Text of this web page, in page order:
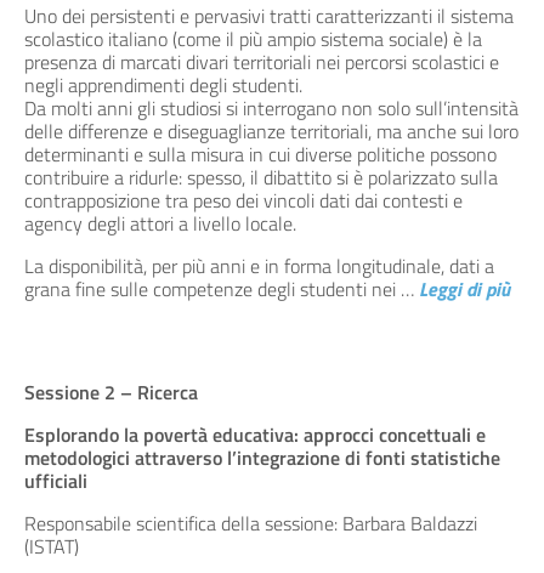
Uno dei persistenti e pervasivi tratti caratterizzanti il sistema
scolastico italiano (come il più ampio sistema sociale) è la
presenza di marcati divari territoriali nei percorsi scolastici e
negli apprendimenti degli studenti.
Da molti anni gli studiosi si interrogano non solo sull’intensità
delle differenze e diseguaglianze territoriali, ma anche sui loro
determinanti e sulla misura in cui diverse politiche possono
contribuire a ridurle: spesso, il dibattito si è polarizzato sulla
contrapposizione tra peso dei vincoli dati dai contesti e
agency degli attori a livello locale.
La disponibilità, per più anni e in forma longitudinale, dati a
grana fine sulle competenze degli studenti nei … Leggi di più
Sessione 2 – Ricerca
Esplorando la povertà educativa: approcci concettuali e
metodologici attraverso l’integrazione di fonti statistiche
ufficiali
Responsabile scientifica della sessione: Barbara Baldazzi
(ISTAT)